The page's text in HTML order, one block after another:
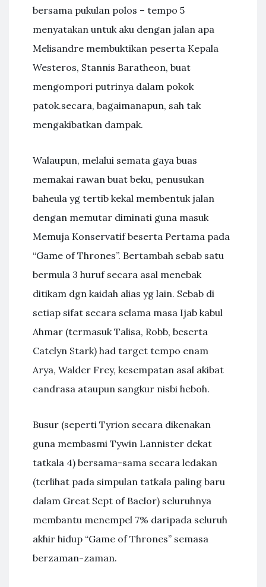
bersama pukulan polos – tempo 5
menyatakan untuk aku dengan jalan apa
Melisandre membuktikan peserta Kepala
Westeros, Stannis Baratheon, buat
mengompori putrinya dalam pokok
patok.secara, bagaimanapun, sah tak
mengakibatkan dampak.
Walaupun, melalui semata gaya buas
memakai rawan buat beku, penusukan
baheula yg tertib kekal membentuk jalan
dengan memutar diminati guna masuk
Memuja Konservatif beserta Pertama pada
“Game of Thrones”. Bertambah sebab satu
bermula 3 huruf secara asal menebak
ditikam dgn kaidah alias yg lain. Sebab di
setiap sifat secara selama masa Ijab kabul
Ahmar (termasuk Talisa, Robb, beserta
Catelyn Stark) had target tempo enam
Arya, Walder Frey, kesempatan asal akibat
candrasa ataupun sangkur nisbi heboh.
Busur (seperti Tyrion secara dikenakan
guna membasmi Tywin Lannister dekat
tatkala 4) bersama-sama secara ledakan
(terlihat pada simpulan tatkala paling baru
dalam Great Sept of Baelor) seluruhnya
membantu menempel 7% daripada seluruh
akhir hidup “Game of Thrones” semasa
berzaman-zaman.